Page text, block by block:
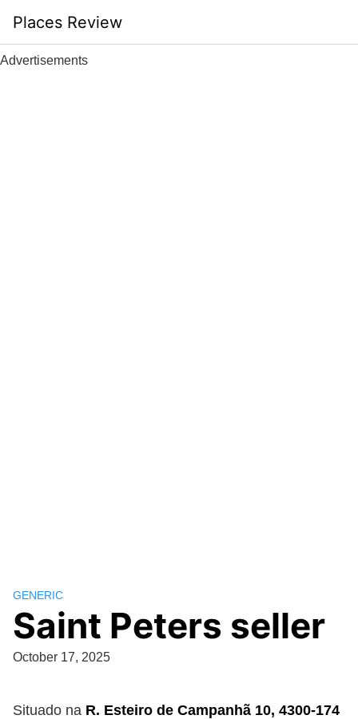
content
Places Review
Advertisements
GENERIC
Saint Peters seller
October 17, 2025
Situado na R. Esteiro de Campanhã 10, 4300-174